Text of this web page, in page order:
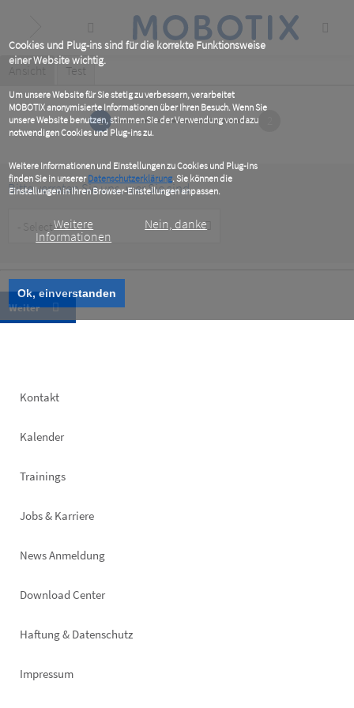
Cookies und Plug-ins sind für die korrekte Funktionsweise
einer Website wichtig.
Um unsere Website für Sie stetig zu verbessern, verarbeitet
MOBOTIX anonymisierte Informationen über Ihren Besuch. Wenn Sie
unsere Website benutzen, stimmen Sie der Verwendung von dazu
notwendigen Cookies und Plug-ins zu.
Weitere Informationen und Einstellungen zu Cookies und Plug-ins
finden Sie in unsererDatenschutzerklärung. Sie können die
Einstellungen in Ihren Browser-Einstellungen anpassen.
Weitere
Informationen
Nein, danke
Ok, einverstanden
content
Primary
tabs
Ansicht (active
Test
1
Bitte verraten Sie uns, wer Sie sind
Type
Footer
Kontakt
Kalender
Trainings
Jobs & Karriere
News Anmeldung
Footer
Download Center
Haftung & Datenschutz
Impressum